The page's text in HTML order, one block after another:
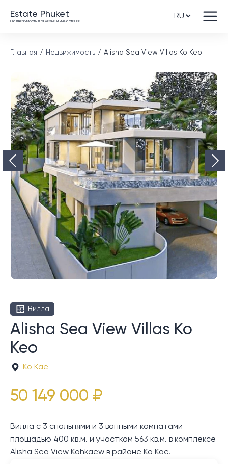
Estate Phuket
Недвижимость для жизни и инвестиций
Главная Недвижимость Alisha Sea View Villas Ко Кео
Вилла
Alisha Sea View Villas Ко
Кео
Ко Кае
50 149 000 ₽
Вилла с 3 спальнями и 3 ванными комнатами
площадью 400 кв.м. и участком 563 кв.м. в комплексе
Alisha Sea View Kohkaew в районе Ко Кае.